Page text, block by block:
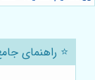
⭐️ راهنمای